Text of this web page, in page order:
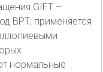
GIFT –
ВРТ; применяется
нормальные